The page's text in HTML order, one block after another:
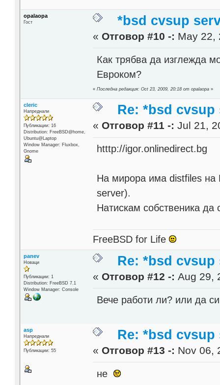
opalaopa
Гост *bsd cvsup
« Отговор #10 -: May 22,
Как трябва да изглежда
Евроком?
«Последна редакция: Oct 23, 2009, 20:18 от opalaopa »
cleric
Напреднали
Публикации: 16
Distribution: FreeBSD@home,
Ubuntu@Laptop
Window Manager: Fluxbox,
Gnome
Re: *bsd cvsup
« Отговор #11 -: Jul 21,
htttp://igor.onlinedirect.bg
На мирора има distfiles на
server).
Натискам собственика
FreeBSD for Life
panev
Новаци
Публикации: 1
Distribution: FreeBSD 7.1
Window Manager: Console
Re: *bsd cvsup
« Отговор #12 -: Aug 29,
Вече работи ли? или да
asp
Напреднали
Публикации: 55
Re: *bsd cvsup
« Отговор #13 -: Nov 06,
не